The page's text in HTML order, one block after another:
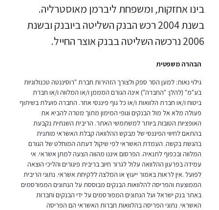
בינו אחזקות, ומשפחת ליברמן מאוסטרליה.
בשנת 2004 רכש הבנק השליטה ביובנק ובשנת
2006 נרכשה השליטה בבנק אוצר החייל.
הבהרה משפטית
גילוי נאות: למען הסר ספק ולצורך הזהירות חברת "רוסיננטה טכנולוגיות
בע"מ" (להלן: "החברה") אינה הגורם המממן ו/או המלווה ו/או חברת
ביטוח ו/או חברת הלוואות ו/או כל גוף פיננסי אחר. החברה פועלת בשיתוף
פעולה מלא אל מול הבנקים וגופי המימון מתוך מטרה להביא את
האופציות הטובות ביותר למשתמשי האתר. הריבית השנתית נקבעת
בהתאם לחיווי הפיננסי של מבקש ההלוואה קבלת האשראי מותנית
בהגשת בקשה. העמדת האשראי לפי שיקול דעתה המוחלט של הגורם
המלווה ובכפוף לתנאיה. הפרסום איננו מהווה הצעה למתן אשראי. אי
עמידה בפרעון ההלוואה עלול לגרור חיוב בריבית פיגורים והליכי הוצאה
לפועל .אין לראות באמור ייעוץ או המלצה ללקיחת אשראי. נתוני הריבית
הממוצעת והפריסה להלוואות הבנקים מבוססת על הנתונים המפורסמים
באתר בנק ישראל ועל הנתונים המפורסמים על ידי הבנקים וחברות
האשראי. נתוני הפריסה בהלוואות חברות האשראי הם הפריסה